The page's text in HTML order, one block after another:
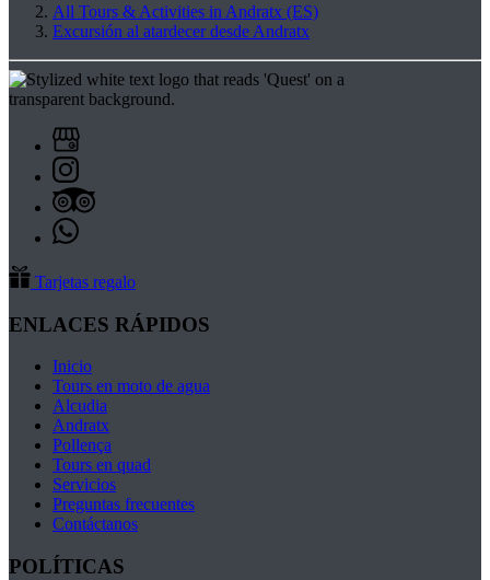
All Tours & Activities in Andratx (ES)
Excursión al atardecer desde Andratx
Tarjetas regalo
ENLACES RÁPIDOS
Inicio
Tours en moto de agua
Alcudia
Andratx
Pollença
Tours en quad
Servicios
Preguntas frecuentes
Contáctanos
POLÍTICAS